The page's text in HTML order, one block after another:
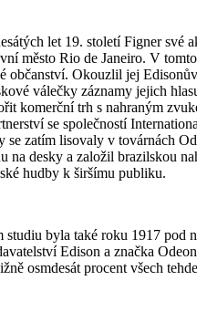
let 19. století Figner své
město Rio de Janeiro. V
občanství. Okouzlil jej
válečky záznamy jejich
komerční trh s nahraným
se společností
se zatím lisovaly v továrnách
na desky a založil brazilskou
hudby k širšímu publiku.
studiu byla také roku 1917 pod
Edison a značka
osmdesát procent všech